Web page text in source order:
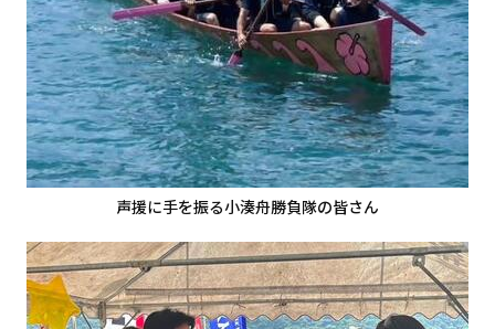
声援に手を振る小湊舟勝負隊の皆さん